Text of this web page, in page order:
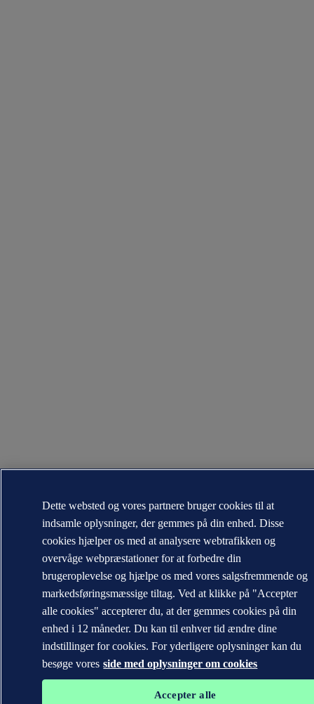
Dette websted og vores partnere bruger cookies til at
indsamle oplysninger, der gemmes på din enhed. Disse
cookies hjælper os med at analysere webtrafikken og
overvåge webpræstationer for at forbedre din
brugeroplevelse og hjælpe os med vores salgsfremmende og
markedsføringsmæssige tiltag. Ved at klikke på "Accepter
alle cookies" accepterer du, at der gemmes cookies på din
enhed i 12 måneder. Du kan til enhver tid ændre dine
indstillinger for cookies. For yderligere oplysninger kan du
besøge vores side med oplysninger om cookies
Accepter alle